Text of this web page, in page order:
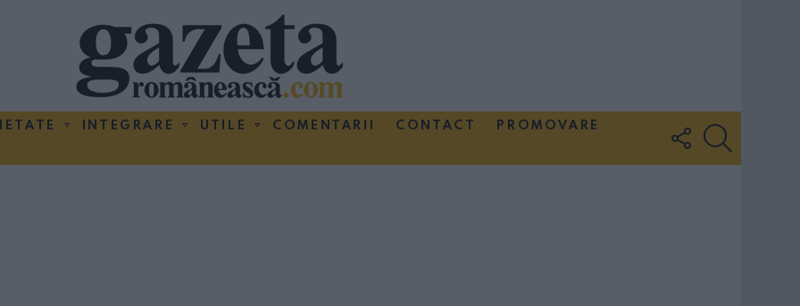
INTEGRARE UTILE COMENTARII CONTACT
PROMOVARE
FOLLOW
US